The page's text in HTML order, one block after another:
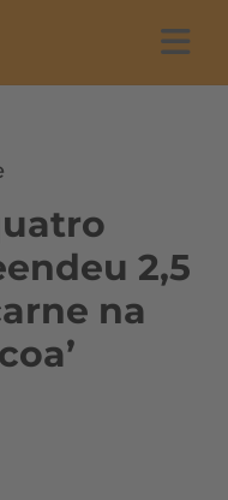
2,5
na